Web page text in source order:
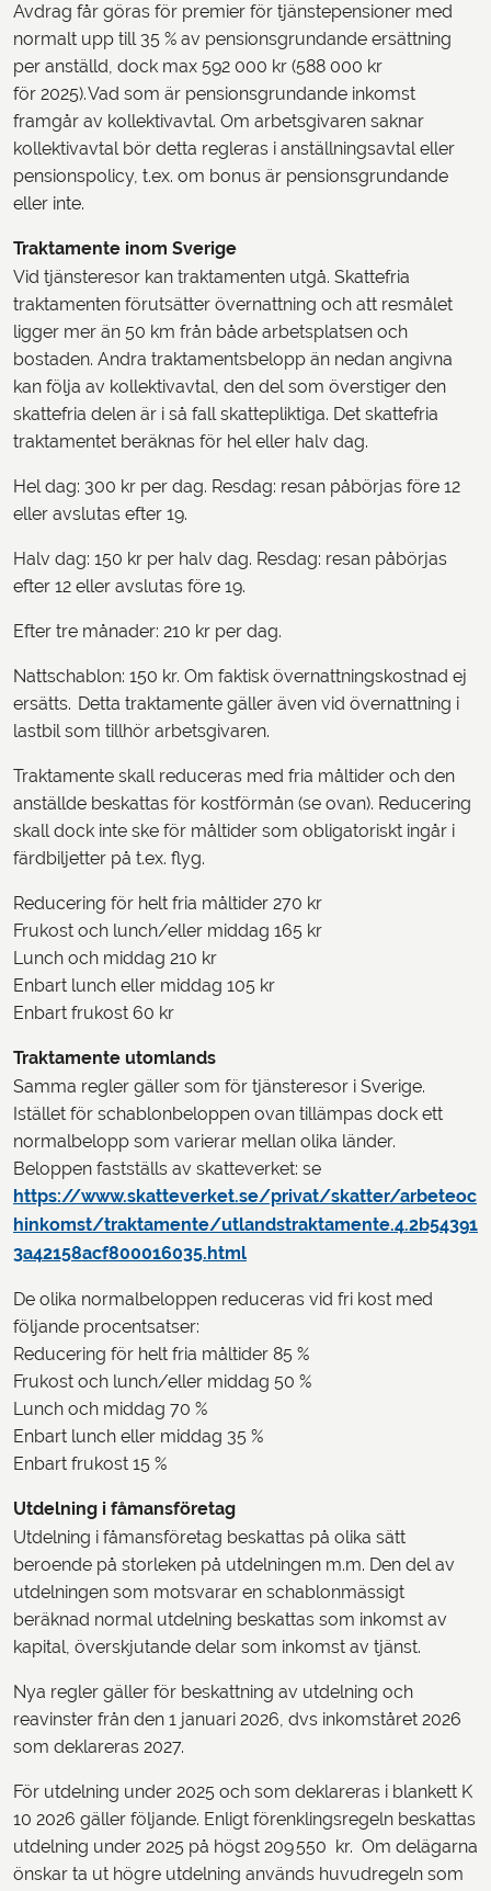
Avdrag får göras för premier för tjänstepensioner med
normalt upp till 35 % av pensionsgrundande ersättning
per anställd, dock max 592 000 kr (588 000 kr
för 2025). Vad som är pensionsgrundande inkomst
framgår av kollektivavtal. Om arbetsgivaren saknar
kollektivavtal bör detta regleras i anställningsavtal eller
pensionspolicy, t.ex. om bonus är pensionsgrundande
eller inte.
Traktamente inom Sverige
Vid tjänsteresor kan traktamenten utgå. Skattefria
traktamenten förutsätter övernattning och att resmålet
ligger mer än 50 km från både arbetsplatsen och
bostaden. Andra traktamentsbelopp än nedan angivna
kan följa av kollektivavtal, den del som överstiger den
skattefria delen är i så fall skattepliktiga. Det skattefria
traktamentet beräknas för hel eller halv dag.
Hel dag: 300 kr per dag. Resdag: resan påbörjas före 12
eller avslutas efter 19.
Halv dag: 150 kr per halv dag. Resdag: resan påbörjas
efter 12 eller avslutas före 19.
Efter tre månader: 210 kr per dag.
Nattschablon: 150 kr. Om faktisk övernattningskostnad ej
ersätts. Detta traktamente gäller även vid övernattning i
lastbil som tillhör arbetsgivaren.
Traktamente skall reduceras med fria måltider och den
anställde beskattas för kostförmån (se ovan). Reducering
skall dock inte ske för måltider som obligatoriskt ingår i
färdbiljetter på t.ex. flyg.
Reducering för helt fria måltider 270 kr
Frukost och lunch/eller middag 165 kr
Lunch och middag 210 kr
Enbart lunch eller middag 105 kr
Enbart frukost 60 kr
Traktamente utomlands
Samma regler gäller som för tjänsteresor i Sverige.
Istället för schablonbeloppen ovan tillämpas dock ett
normalbelopp som varierar mellan olika länder.
Beloppen fastställs av skatteverket: se
https://www.skatteverket.se/privat/skatter/arbeteoc
hinkomst/traktamente/utlandstraktamente.4.2b54391
3a42158acf800016035.html
De olika normalbeloppen reduceras vid fri kost med
följande procentsatser:
Reducering för helt fria måltider 85 %
Frukost och lunch/eller middag 50 %
Lunch och middag 70 %
Enbart lunch eller middag 35 %
Enbart frukost 15 %
Utdelning i fåmansföretag
Utdelning i fåmansföretag beskattas på olika sätt
beroende på storleken på utdelningen m.m. Den del av
utdelningen som motsvarar en schablonmässigt
beräknad normal utdelning beskattas som inkomst av
kapital, överskjutande delar som inkomst av tjänst.
Nya regler gäller för beskattning av utdelning och
reavinster från den 1 januari 2026, dvs inkomståret 2026
som deklareras 2027.
För utdelning under 2025 och som deklareras i blankett K
10 2026 gäller följande. Enligt förenklingsregeln beskattas
utdelning under 2025 på högst 209 550 kr. Om delägarna
önskar ta ut högre utdelning används huvudregeln som